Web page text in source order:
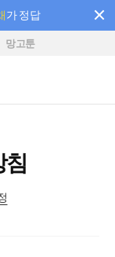
가 정답
워진 AI 부스터 요금제
망고툰
침